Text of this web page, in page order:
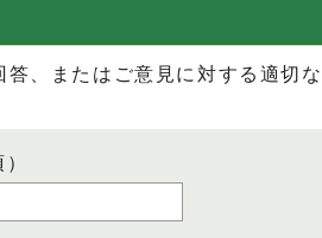
、またはご意見に対する適